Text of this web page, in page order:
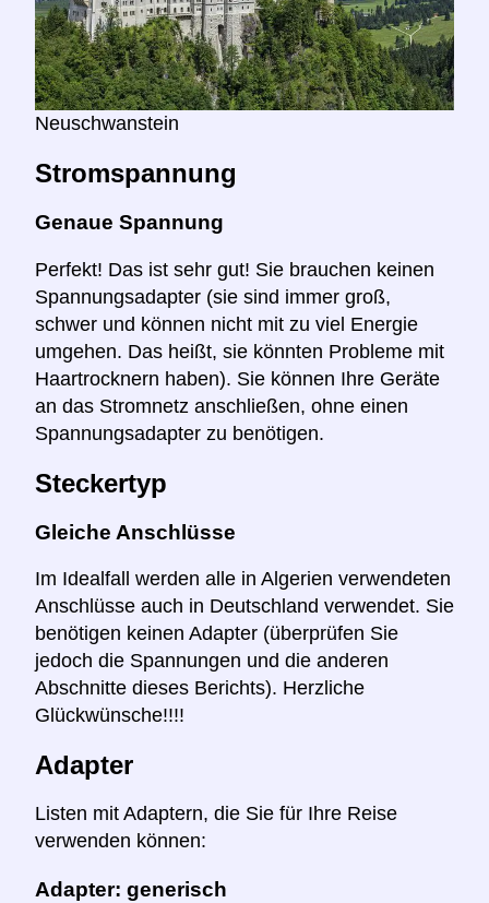
Neuschwanstein
Stromspannung
Genaue Spannung
Perfekt! Das ist sehr gut! Sie brauchen keinen
Spannungsadapter (sie sind immer groß,
schwer und können nicht mit zu viel Energie
umgehen. Das heißt, sie könnten Probleme mit
Haartrocknern haben). Sie können Ihre Geräte
an das Stromnetz anschließen, ohne einen
Spannungsadapter zu benötigen.
Steckertyp
Gleiche Anschlüsse
Im Idealfall werden alle in Algerien verwendeten
Anschlüsse auch in Deutschland verwendet. Sie
benötigen keinen Adapter (überprüfen Sie
jedoch die Spannungen und die anderen
Abschnitte dieses Berichts). Herzliche
Glückwünsche!!!!
Adapter
Listen mit Adaptern, die Sie für Ihre Reise
verwenden können:
Adapter: generisch